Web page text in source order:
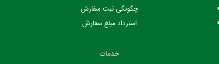
چگونگی ثبت سفارش
استرداد مبلغ سفارش
خدمات